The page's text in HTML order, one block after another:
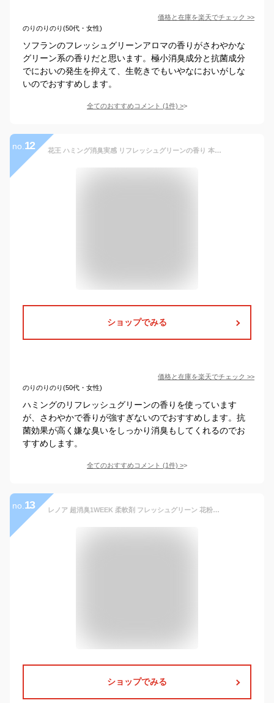
価格と在庫を楽天でチェック >>
のりのりのり(50代・女性)
ソフランのフレッシュグリーンアロマの香りがさわやかな
グリーン系の香りだと思います。極小消臭成分と抗菌成分
でにおいの発生を抑えて、生乾きでもいやなにおいがしな
いのでおすすめします。
全てのおすすめコメント (1件) >
no. 12 花王 ハミング消臭実感 リフレッシュグリーンの香り 本体 (510mL) ハミング 柔軟剤
ショップでみる
価格と在庫を楽天でチェック >>
のりのりのり(50代・女性)
ハミングのリフレッシュグリーンの香りを使っています
が、さわやかで香りが強すぎないのでおすすめします。抗
菌効果が高く嫌な臭いをしっかり消臭もしてくれるのでお
すすめします。
全てのおすすめコメント (1件) >
no. 13 レノア 超消臭1WEEK 柔軟剤 フレッシュグリーン 花粉ブロック お試し本体(530mL)【レノア超消臭】
ショップでみる